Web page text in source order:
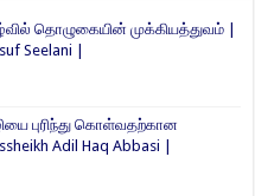
தொழுகையின் முக்கியத்துவம் |
Seelani |
புரிந்து கொள்வதற்கான
Adil Haq Abbasi |